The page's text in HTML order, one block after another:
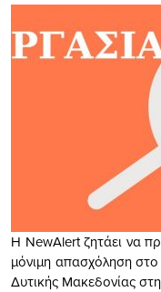
Η NewAlert ζητάει να
μόνιμη απασχόληση
Δυτικής Μακεδονίας